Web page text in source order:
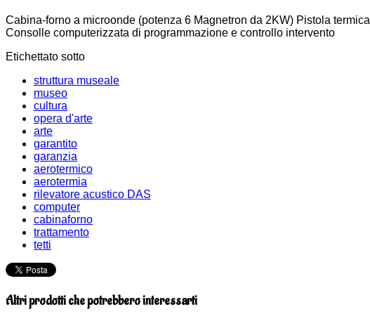
Cabina-forno a microonde (potenza 6 Magnetron da 2KW) Pistola termica
Consolle computerizzata di programmazione e controllo intervento
Etichettato sotto
struttura museale
museo
cultura
opera d'arte
arte
garantito
garanzia
aerotermico
aerotermia
rilevatore acustico DAS
computer
cabinaforno
trattamento
tetti
Altri prodotti che potrebbero interessarti